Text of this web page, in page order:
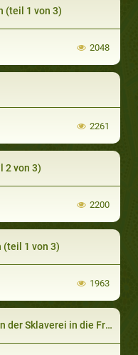
(teil 1 von 3)
2048
2261
2 von 3)
2200
(teil 1 von 3)
1963
Sklaverei in die Freiheit